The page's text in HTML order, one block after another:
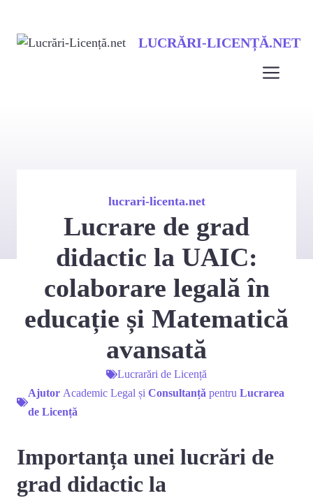
LUCRĂRI-LICENȚĂ.NET
lucrari-licenta.net
Lucrare de grad
didactic la UAIC:
colaborare legală în
educație și Matematică
avansată
Lucrarări de Licență
Ajutor Academic Legal și Consultanță pentru Lucrarea
de Licență
Importanța unei lucrări de
grad didactic la